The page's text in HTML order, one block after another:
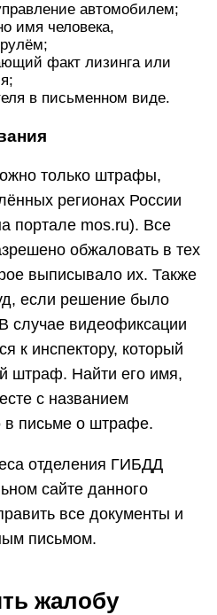
автомобилем;
имя человека,
факт лизинга или
в письменном виде.
только штрафы,
регионах России
портале mos.ru). Все
обжаловать в тех
выписывало их. Также
если решение было
случае видеофиксации
к инспектору, который
штраф. Найти его имя,
с названием
в письме о штрафе.
отделения ГИБДД
сайте данного
все документы и
письмом.
жалобу